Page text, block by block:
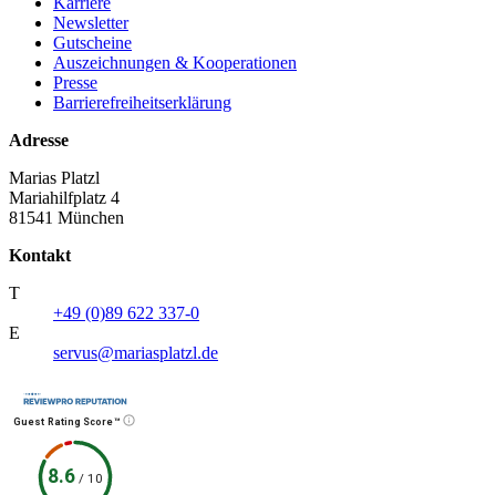
Newsletter
Gutscheine
Auszeichnungen & Kooperationen
Presse
Barrierefreiheitserklärung
Adresse
Marias Platzl
Mariahilfplatz 4
81541 München
Kontakt
T
+49 (0)89 622 337-0
E
servus@mariasplatzl.de
Guest Rating Score™
8.6/10